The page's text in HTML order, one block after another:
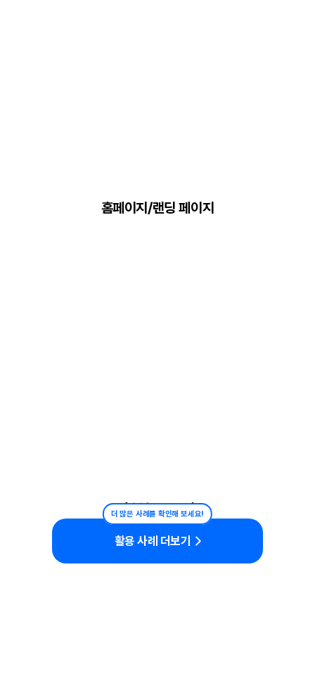
홈페이지/랜딩 페이지
홍보/프로모션
더 많은 사례를 확인해 보세요!
활용 사례 더보기